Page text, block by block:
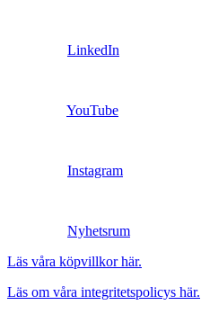
LinkedIn
YouTube
Instagram
Nyhetsrum
Läs våra köpvillkor här.
Läs om våra integritetspolicys här.